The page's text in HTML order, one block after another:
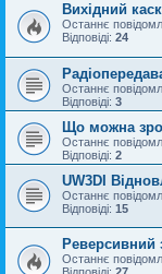
Вихідний
Останнє
Відповіді: 24
Останнє
Відповіді: 3
Що можна
Останнє
Відповіді: 2
UW3DI
Останнє
Відповіді: 15
Реверсивний
Останнє